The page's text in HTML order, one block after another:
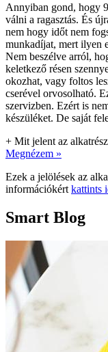
Annyiban gond, hogy
válni a ragasztás. És
nem hogy időt nem
munkadíjat, mert ilyen
Nem beszélve arról,
keletkező résen
okozhat, vagy foltos
cserével orvosolható.
szervizben. Ezért is
készüléket. De saját
+ Mit jelent az
Megnézem »
Ezek a jelölések az
információkért kattints
Smart Blog